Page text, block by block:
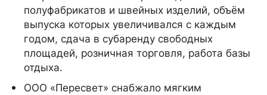
полуфабрикатов и швейных изделий, объём
выпуска которых увеличивался с каждым
годом, сдача в субаренду свободных
площадей, розничная торговля, работа базы
отдыха.
ООО «Пересвет» снабжало мягким